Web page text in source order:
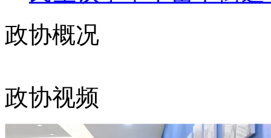
政协概况
政协视频